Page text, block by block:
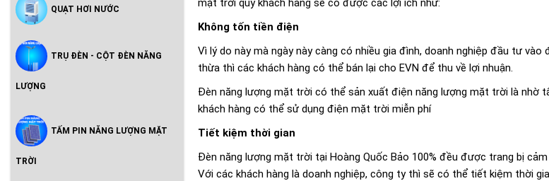
QUẠT HƠI NƯỚC
TRỤ ĐÈN - CỘT ĐÈN NĂNG
LƯỢNG
TẤM PIN NĂNG LƯỢNG MẶT
TRỜI
mặt trời quý khách hàng sẽ có được các lợi ích như:
Không tốn tiền điện
Vì lý do này mà ngày này càng có nhiều gia đình, doanh nghiệp đầu tư
thừa thì các khách hàng có thể bán lại cho EVN để thu về lợi nhuận.
Đèn năng lượng mặt trời có thể sản xuất điện năng lượng mặt trời là
khách hàng có thể sử dụng điện mặt trời miễn phí
Tiết kiệm thời gian
Đèn năng lượng mặt trời tại Hoàng Quốc Bảo 100% đều được trang bị
Với các khách hàng là doanh nghiệp, công ty thì sẽ có thể tiết kiệm thời